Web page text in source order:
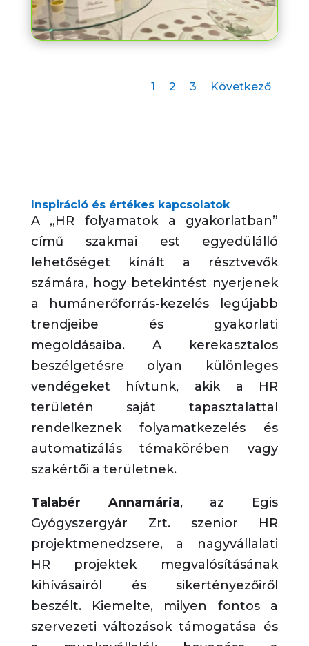
1 2 3 Következő
Inspiráció és értékes kapcsolatok
A „HR folyamatok a gyakorlatban”
című szakmai est egyedülálló
lehetőséget kínált a résztvevők
számára, hogy betekintést nyerjenek
a humánerőforrás-kezelés legújabb
trendjeibe és gyakorlati
megoldásaiba. A kerekasztalos
beszélgetésre olyan különleges
vendégeket hívtunk, akik a HR
területén saját tapasztalattal
rendelkeznek folyamatkezelés és
automatizálás témakörében vagy
szakértői a területnek.
Talabér Annamária, az Egis
Gyógyszergyár Zrt. szenior HR
projektmenedzsere, a nagyvállalati
HR projektek megvalósításának
kihívásairól és sikertényezőiről
beszélt. Kiemelte, milyen fontos a
szervezeti változások támogatása és